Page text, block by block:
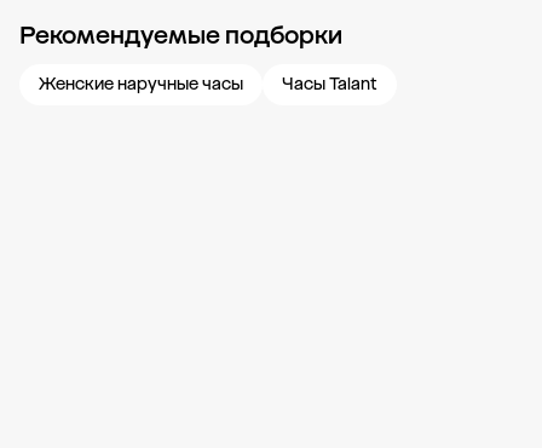
Рекомендуемые подборки
Женские наручные часы Часы Talant
Новости компании Журнал ЗОЛОТОЙ Блог